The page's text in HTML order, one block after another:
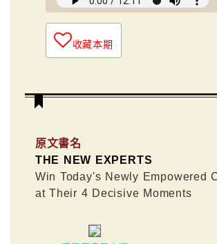
收藏本期
原文書名
THE NEW EXPERTS
Win Today's Newly Empowered
at Their 4 Decisive Moments